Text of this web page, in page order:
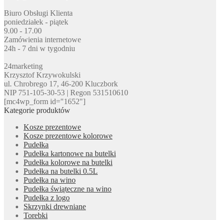
Biuro Obsługi Klienta
poniedziałek - piątek
9.00 - 17.00
Zamówienia internetowe
24h - 7 dni w tygodniu
24marketing
Krzysztof Krzywokulski
ul. Chrobrego 17, 46-200 Kluczbork
NIP 751-105-30-53 | Regon 531510610
[mc4wp_form id="1652"]
Kategorie produktów
Kosze prezentowe
Kosze prezentowe kolorowe
Pudełka
Pudełka kartonowe na butelki
Pudełka kolorowe na butelki
Pudełka na butelki 0.5L
Pudełka na wino
Pudełka świąteczne na wino
Pudełka z logo
Skrzynki drewniane
Torebki